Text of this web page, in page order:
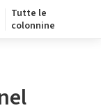
Tutte le
colonnine